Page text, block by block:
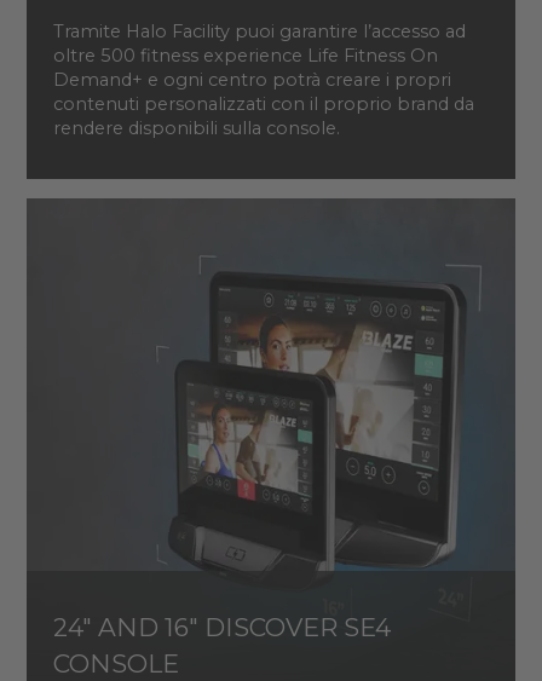
Tramite Halo Facility puoi garantire l’accesso ad
oltre 500 fitness experience Life Fitness On
Demand+ e ogni centro potrà creare i propri
contenuti personalizzati con il proprio brand da
rendere disponibili sulla console.
24" AND 16" DISCOVER SE4
CONSOLE